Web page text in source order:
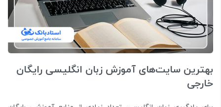
بهترین سایت‌های آموزش زبان انگلیسی رایگان
خارجی